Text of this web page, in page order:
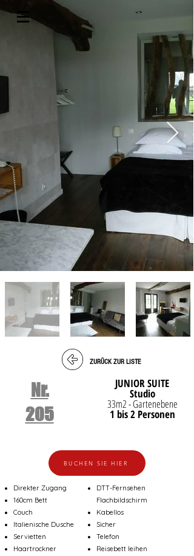
ZURÜCK ZUR LISTE
Nr.
205
JUNIOR SUITE
Studio
33m2 - Gartenebene
1 bis 2 Personen
BUCHEN SIE HIER
Direkter Zugang
160cm Bett
Couch
Italienische Dusche
Servietten
Haartrockner
DTT-Fernsehen
Flachbildschirm
Kabellos
Sicher
Telefon
Reisebett leihen